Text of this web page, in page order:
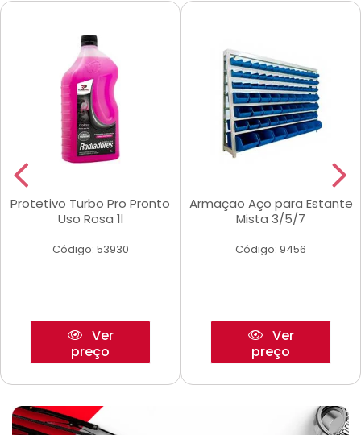
Protetivo Turbo Pro Pronto
Uso Rosa 1l
Código: 53930
Ver
preço
Armaçao Aço para Estante
Mista 3/5/7
Código: 9456
Ver
preço